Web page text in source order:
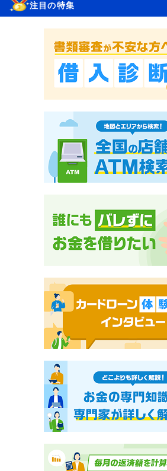
注目の特集